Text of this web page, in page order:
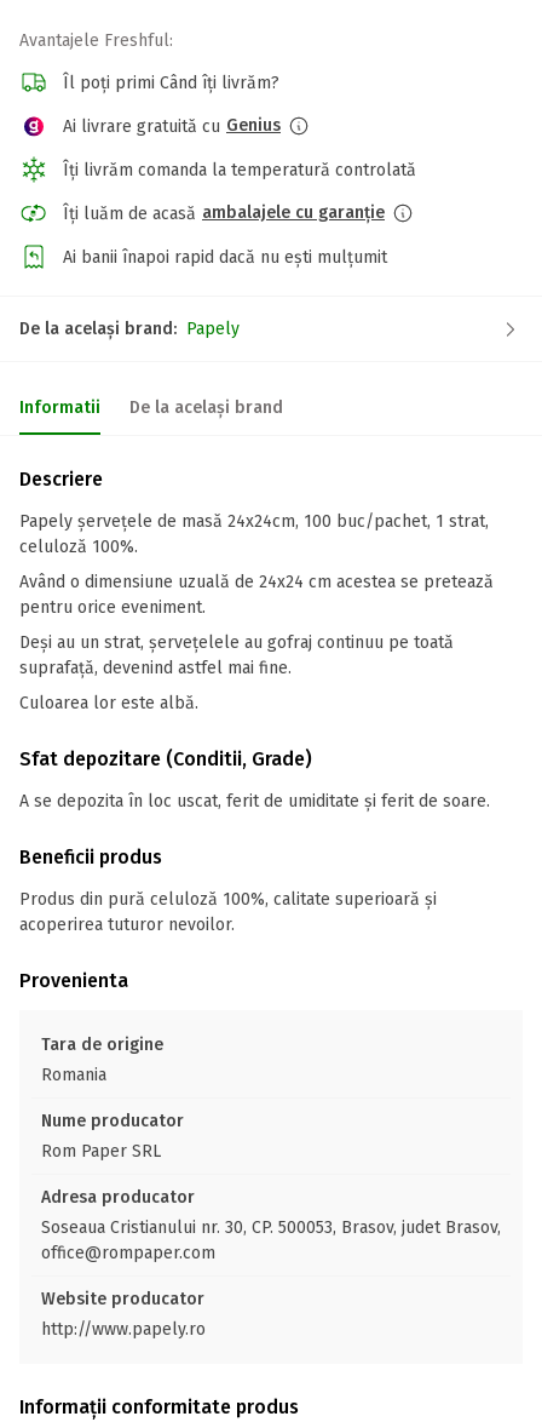
Avantajele Freshful:
Îl poți primi Când îți livrăm?
Ai livrare gratuită cu Genius
Îți livrăm comanda la temperatură controlată
Îți luăm de acasă ambalajele cu garanție
Ai banii înapoi rapid dacă nu ești mulțumit
De la același brand: Papely
Informatii De la același brand
Descriere
Papely șervețele de masă 24x24cm, 100 buc/pachet, 1 strat,
celuloză 100%.
Având o dimensiune uzuală de 24x24 cm acestea se pretează
pentru orice eveniment.
Deși au un strat, șervețelele au gofraj continuu pe toată
suprafață, devenind astfel mai fine.
Culoarea lor este albă.
Sfat depozitare (Conditii, Grade)
A se depozita în loc uscat, ferit de umiditate și ferit de soare.
Beneficii produs
Produs din pură celuloză 100%, calitate superioară și
acoperirea tuturor nevoilor.
Provenienta
Tara de origine
Romania
Nume producator
Rom Paper SRL
Adresa producator
Soseaua Cristianului nr. 30, CP. 500053, Brasov, judet Brasov,
office@rompaper.com
Website producator
http://www.papely.ro
Informații conformitate produs